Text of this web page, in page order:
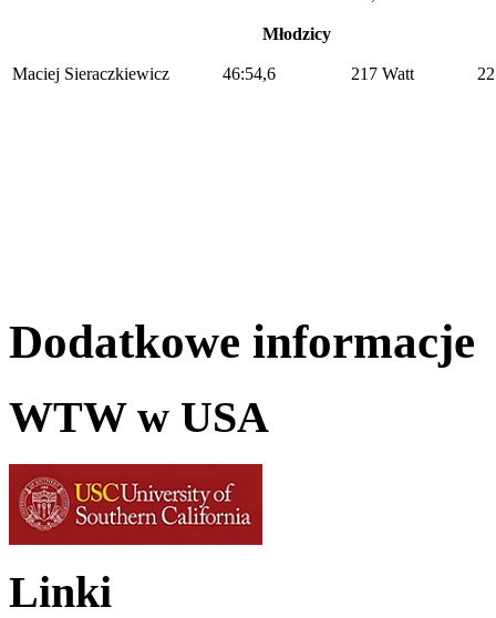
Młodzicy
Maciej Sieraczkiewicz 46:54,6 217 Watt
Dodatkowe informacje
WTW w USA
Linki